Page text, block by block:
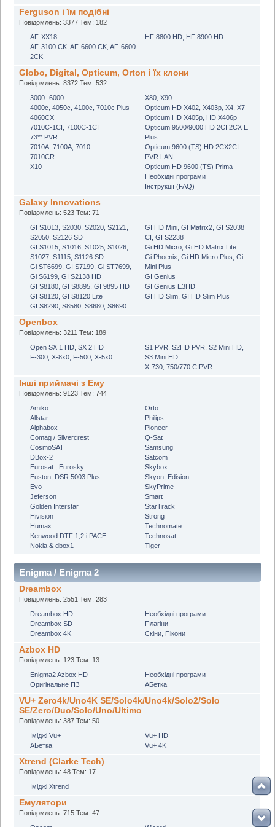
Ferguson i їм подібні
Повідомлень: 3377 Тем: 182
AF-XX18
AF-3100 CK, AF-6600 CK, AF-6600
2CK
HF 8800 HD, HF 8900 HD
Globo, Digital, Opticum, Orton і їх клони
Повідомлень: 8372 Тем: 532
3000- 6000..
4000с, 4050c, 4100c, 7010c Plus
4060CX
7010C-1CI, 7100C-1CI
73** PVR
7010A, 7100A, 7010
7010CR
X10
X80, X90
Opticum HD X402, X403p, X4, X7
Opticum HD X405p, HD X406p
Opticum 9500/9000 HD 2CI 2CX E
Plus
Opticum 9600 (TS) HD 2CX2CI
PVR LAN
Opticum HD 9600 (TS) Prima
Необхідні програми
Інструкції (FAQ)
Galaxy Innovations
Повідомлень: 523 Тем: 71
GI S1013, S2030, S2020, S2121,
S2050, S2126 SD
GI S1015, S1016, S1025, S1026,
S1027, S1115, S1126 SD
Gi ST6699, GI S7199, Gi ST7699,
Gi S6199, GI S2138 HD
GI S8180, GI S8895, GI 9895 HD
GI S8120, GI S8120 Lite
GI S8290, S8580, S8680, S8690
GI HD Mini, GI Matrix2, GI S2038
CI, GI S2238
Gi HD Micro, Gi HD Matrix Lite
Gi Phoenix, Gi HD Micro Plus, Gi
Mini Plus
GI Genius
GI Genius E3HD
GI HD Slim, GI HD Slim Plus
Openbox
Повідомлень: 3211 Тем: 189
Open SX 1 HD, SX 2 HD
F-300, X-8x0, F-500, X-5х0
S1 PVR, S2HD PVR, S2 Mini HD,
S3 Mini HD
X-730, 750/770 CIPVR
Інші приймачі з Ему
Повідомлень: 9123 Тем: 744
Amiko
Allstar
Alphabox
Comag / Silvercrest
CosmoSAT
DBox-2
Eurosat , Eurosky
Euston, DSR 5003 Plus
Evo
Jeferson
Golden Interstar
Hivision
Humax
Kenwood DTF 1,2 і PACE
Nokia & dbox1
Orto
Philips
Pioneer
Q-Sat
Samsung
Satcom
Skybox
Skyon, Edision
SkyPrime
Smart
StarTrack
Strong
Technomate
Technosat
Tiger
Enigma / Enigma 2
Dreambox
Повідомлень: 2551 Тем: 283
Dreambox HD
Dreambox SD
Dreambox 4K
Необхідні програми
Плагіни
Скіни, Пікони
Azbox HD
Повідомлень: 123 Тем: 13
Enigma2 Azbox HD
Оригінальне ПЗ
Необхідні програми
АБетка
VU+ Zero4k/Uno4K SE/Solo4k/Uno4k/Solo2/Solo
SE/Zero/Duo/Solo/Uno/Ultimo
Повідомлень: 387 Тем: 50
Іміджі Vu+
АБетка
Vu+ HD
Vu+ 4K
Xtrend (Clarke Tech)
Повідомлень: 48 Тем: 17
Іміджі Xtrend
Емулятори
Повідомлень: 715 Тем: 47